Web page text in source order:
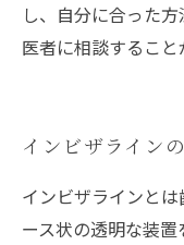
し、自分に合った
医者に相談すること
インビザライン
インビザラインと
ース状の透明な装